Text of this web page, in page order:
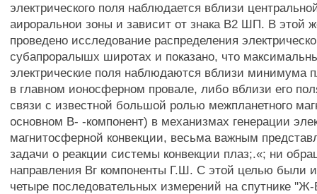
электрического поля наблюдается вблизи
аироральнои зоны и зависит от знака В2 ШП. В этой
проведено исследование распределения
субапроралышх широтах и показано, что
электрические поля наблюдаются вблизи минимума
в главном ионосферном провале, либо вблизи его
связи с известной большой ролью межпланетного
основном В- -компонент) в механизмах генерации
магнитосферной конвекции, весьма важным
задачи о реакции системы конвекции плаз;.«; ни
направления Вг компоненты Г.Ш. С этой целью были
четыре последовательных измерений на спутнике